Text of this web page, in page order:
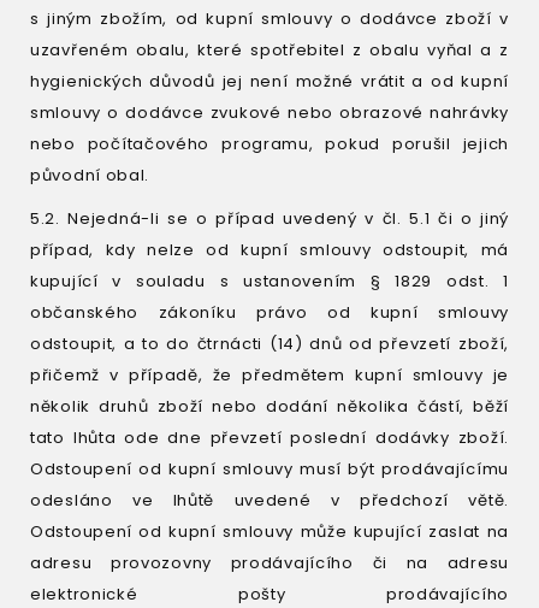
s jiným zbožím, od kupní smlouvy o dodávce zboží v
uzavřeném obalu, které spotřebitel z obalu vyňal a z
hygienických důvodů jej není možné vrátit a od kupní
smlouvy o dodávce zvukové nebo obrazové nahrávky
nebo počítačového programu, pokud porušil jejich
původní obal.
5.2. Nejedná-li se o případ uvedený v čl. 5.1 či o jiný
případ, kdy nelze od kupní smlouvy odstoupit, má
kupující v souladu s ustanovením § 1829 odst. 1
občanského zákoníku právo od kupní smlouvy
odstoupit, a to do čtrnácti (14) dnů od převzetí zboží,
přičemž v případě, že předmětem kupní smlouvy je
několik druhů zboží nebo dodání několika částí, běží
tato lhůta ode dne převzetí poslední dodávky zboží.
Odstoupení od kupní smlouvy musí být prodávajícímu
odesláno ve lhůtě uvedené v předchozí větě.
Odstoupení od kupní smlouvy může kupující zaslat na
adresu provozovny prodávajícího či na adresu
elektronické pošty prodávajícího